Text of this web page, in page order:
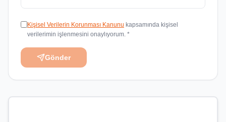
Kişisel Verilerin Korunması Kanunu kapsamında kişisel
verilerimin işlenmesini onaylıyorum. *
Gönder